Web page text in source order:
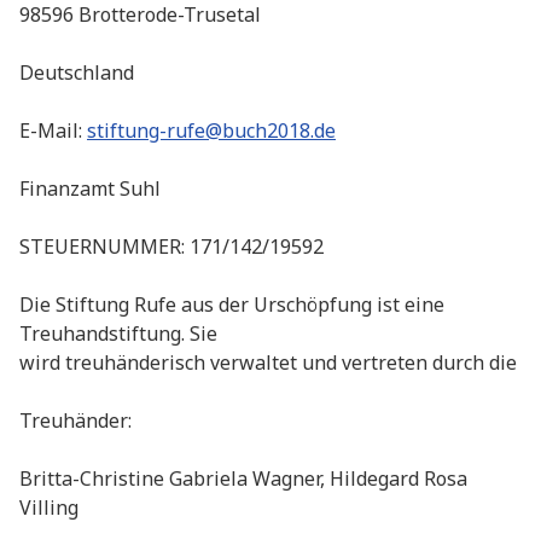
98596 Brotterode-Trusetal
Deutschland
E-Mail: stiftung-rufe@buch2018.de
Finanzamt Suhl
STEUERNUMMER: 171/142/19592
Die Stiftung Rufe aus der Urschöpfung ist eine
Treuhandstiftung. Sie
wird treuhänderisch verwaltet und vertreten durch die
Treuhänder:
Britta-Christine Gabriela Wagner, Hildegard Rosa
Villing